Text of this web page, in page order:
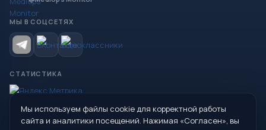
МЫ В СОЦСЕТЯХ
СТАТИСТИКА
© 2026 Управление образования Администрации МО
Сухой Лог
Мы используем файлы cookie для корректной работы
сайта и аналитики посещений. Нажимая «Согласен», вы